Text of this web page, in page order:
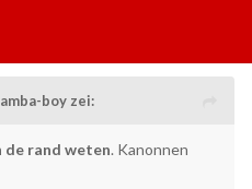
boy zei:
de rand weten. Kanonnen